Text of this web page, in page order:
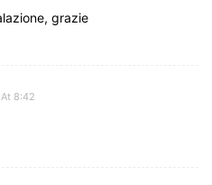
grazie
8:42